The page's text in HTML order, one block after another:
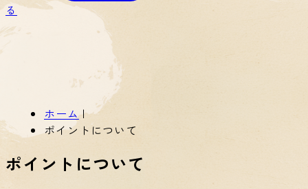
る
ホーム|
ポイントについて
ポイントについて